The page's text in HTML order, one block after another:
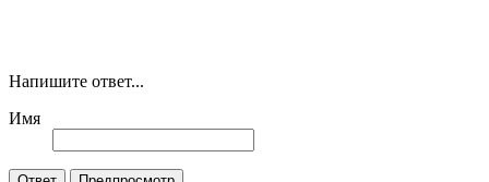
Напишите ответ...
Имя